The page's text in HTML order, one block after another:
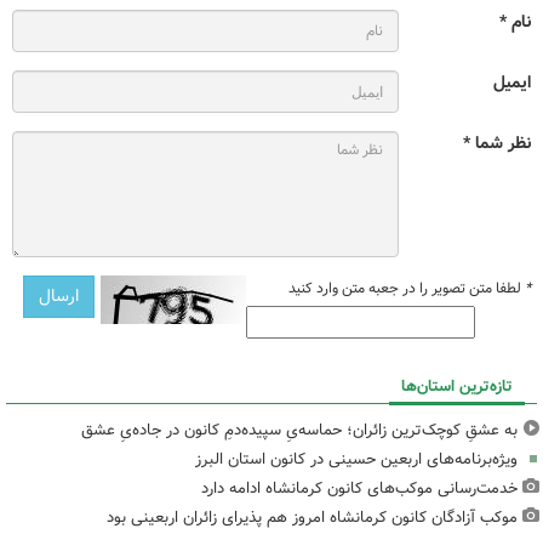
نام *
ایمیل
نظر شما *
* لطفا متن تصویر را در جعبه متن وارد کنید
تازه‌ترین استان‌ها
به عشقِ کوچک‌ترین زائران؛ حماسه‌یِ سپیده‌دمِ کانون در جاده‌یِ عشق
ویژه‌برنامه‌های اربعین حسینی در کانون استان البرز
خدمت‌رسانی موکب‌های کانون کرمانشاه ادامه دارد
موکب آزادگان کانون کرمانشاه امروز هم پذیرای زائران اربعینی بود